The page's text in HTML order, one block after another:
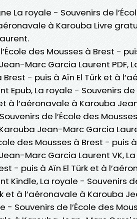
La royale - Souvenirs de
à Karouba Livre
des Mousses à Brest -
Marc Garcia Laurent PDF,
Brest - puis à Aïn El Türk et à
Epub, La royale - Souvenirs de
à l’aéronavale à Karouba
de l’École des
Jean-Marc Garcia
des Mousses à Brest - puis
Marc Garcia Laurent VK,
- puis à Aïn El Türk et à
Kindle, La royale - Souvenirs
et à l’aéronavale à Karouba
- Souvenirs de l’École des